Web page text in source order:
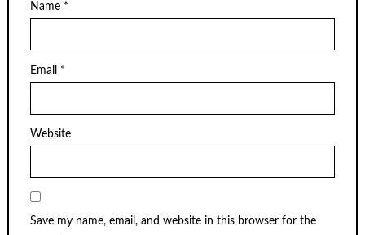
Name *
Email *
Website
Save my name, email, and website in this browser for the